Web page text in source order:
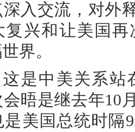
入交流，对外
复兴和让美国
界。
是中美关系站
晤是继去年10
是美国总统时隔